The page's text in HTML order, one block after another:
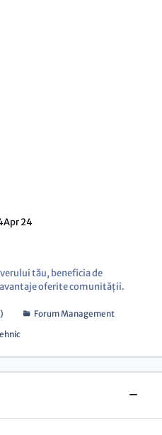
Apr 24
tău, beneficia de
avantaje oferite comunității.
Forum Management